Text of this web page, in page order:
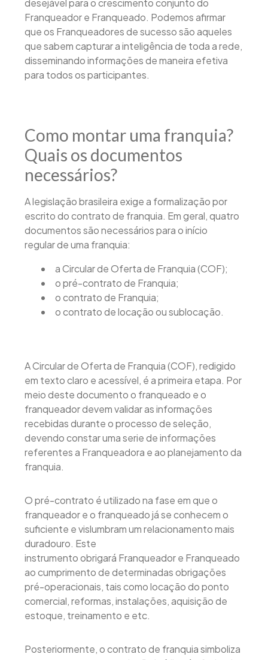
desejável para o crescimento conjunto do
Franqueador e Franqueado. Podemos afirmar
que os Franqueadores de sucesso são aqueles
que sabem capturar a inteligência de toda a rede,
disseminando informações de maneira efetiva
para todos os participantes.
Como montar uma franquia?
Quais os documentos
necessários?
A legislação brasileira exige a formalização por
escrito do contrato de franquia. Em geral, quatro
documentos são necessários para o início
regular de uma franquia:
a Circular de Oferta de Franquia (COF);
o pré-contrato de Franquia;
o contrato de Franquia;
o contrato de locação ou sublocação.
A Circular de Oferta de Franquia (COF), redigido
em texto claro e acessível, é a primeira etapa. Por
meio deste documento o franqueado e o
franqueador devem validar as informações
recebidas durante o processo de seleção,
devendo constar uma serie de informações
referentes a Franqueadora e ao planejamento da
franquia.
O pré-contrato é utilizado na fase em que o
franqueador e o franqueado já se conhecem o
suficiente e vislumbram um relacionamento mais
duradouro. Este
instrumento obrigará Franqueador e Franqueado
ao cumprimento de determinadas obrigações
pré-operacionais, tais como locação do ponto
comercial, reformas, instalações, aquisição de
estoque, treinamento e etc.
Posteriormente, o contrato de franquia simboliza